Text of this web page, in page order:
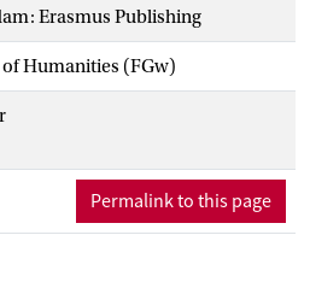
Erasmus Publishing
Humanities (FGw)
Permalink to this page